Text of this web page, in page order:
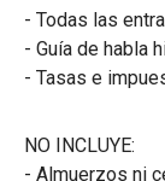
- Todas las
- Guía de habla
- Tasas e
NO INCLUYE:
- Almuerzos ni